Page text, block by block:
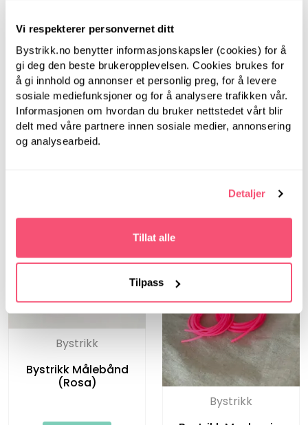
Vi respekterer personvernet ditt
Bystrikk.no benytter informasjonskapsler (cookies) for å
gi deg den beste brukeropplevelsen. Cookies brukes for
å gi innhold og annonser et personlig preg, for å levere
sosiale mediefunksjoner og for å analysere trafikken vår.
Informasjonen om hvordan du bruker nettstedet vårt blir
delt med våre partnere innen sosiale medier, annonsering
og analysearbeid.
Detaljer
Tillat alle
Tilpass
LanternMoon
Lantern Moon, 80 cm,
4.00 mm -
Rundpinner i tre
LanternMoon
Lantern Moon, 80 cm,
4.50 mm -
Rundpinner i tre
Bystrikk
Bystrikk Målebånd
(Rosa)
Bystrikk